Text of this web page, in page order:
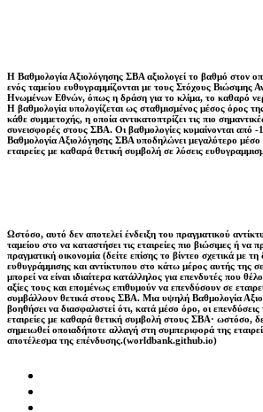
Η Βαθμολογία Αξιολόγησης ΣΒΑ αξιολογεί το βαθμό στον
ενός ταμείου ευθυγραμμίζονται με τους Στόχους Βιώσιμης
Ηνωμένων Εθνών, όπως η δράση για το κλίμα, το καθαρό
Η βαθμολογία υπολογίζεται ως σταθμισμένος μέσος όρος
κάθε συμμετοχής, η οποία αντικατοπτρίζει τις πιο
συνεισφορές στους ΣΒΑ. Οι βαθμολογίες κυμαίνονται από
Βαθμολογία Αξιολόγησης ΣΒΑ υποδηλώνει μεγαλύτερο
εταιρείες με καθαρά θετική συμβολή σε λύσεις
Ωστόσο, αυτό δεν αποτελεί ένδειξη του πραγματικού
ταμείου στο να καταστήσει τις εταιρείες πιο βιώσιμες ή να
πραγματική οικονομία (δείτε επίσης το βίντεο σχετικά με
ευθυγράμμισης και αντίκτυπου στο κάτω μέρος αυτής της
μπορεί να είναι ιδιαίτερα κατάλληλος για επενδυτές που
αξίες τους και επομένως επιθυμούν να επενδύσουν σε
συμβάλλουν θετικά στους ΣΒΑ. Μια υψηλή Βαθμολογία
βοηθήσει να διασφαλιστεί ότι, κατά μέσο όρο, οι
εταιρείες με καθαρά θετική συμβολή στους ΣΒΑ· ωστόσο,
σημειωθεί οποιαδήποτε αλλαγή στη συμπεριφορά της
αποτέλεσμα της επένδυσης.(worldbank.github.io)